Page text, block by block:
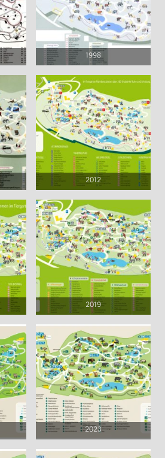
1998
2012
2019
2023